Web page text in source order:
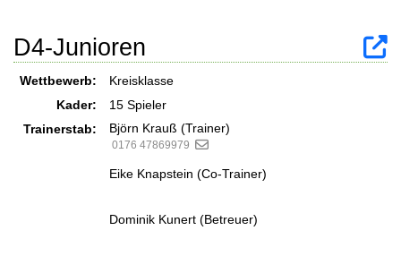
D4-Junioren
Wettbewerb:
Kreisklasse
Kader:
15 Spieler
Trainerstab:
Björn Krauß (Trainer)
0176 47869979
Eike Knapstein (Co-Trainer)
Dominik Kunert (Betreuer)